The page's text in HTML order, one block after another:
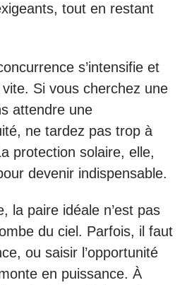
tout en restant
s’intensifie et
Si vous cherchez une
attendre une
ne tardez pas trop à
protection solaire, elle,
devenir indispensable.
la paire idéale n’est pas
du ciel. Parfois, il faut
ou saisir l’opportunité
en puissance. À